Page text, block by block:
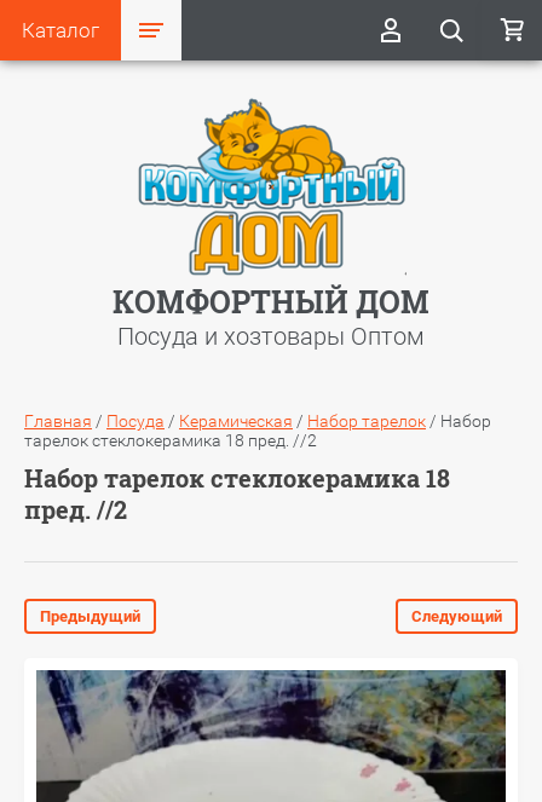
Каталог
КОМФОРТНЫЙ ДОМ
Посуда и хозтовары Оптом
Главная / Посуда / Керамическая / Набор тарелок / Набор
тарелок стеклокерамика 18 пред. //2
Набор тарелок стеклокерамика 18
пред. //2
Предыдущий Следующий